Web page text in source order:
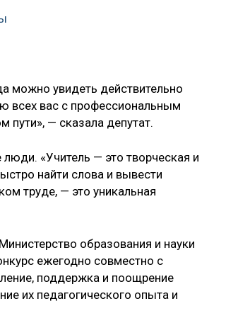
можно увидеть действительно
всех вас с профессиональным
— сказала депутат.
«Учитель — это творческая и
найти слова и вывести
труде, — это уникальная
образования и науки
ежегодно совместно с
поддержка и поощрение
их педагогического опыта и